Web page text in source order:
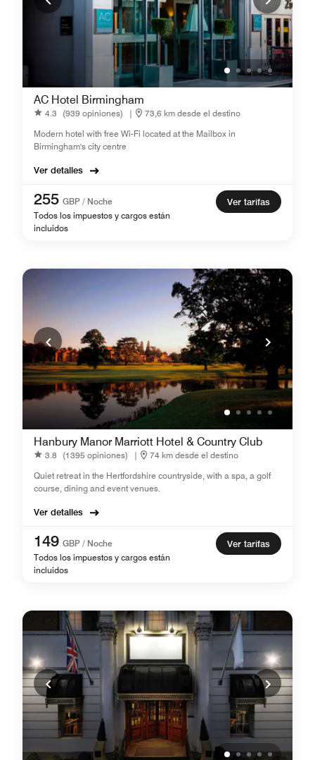
AC Hotel Birmingham
4.3 (939 opiniones) |
73,6 km desde el destino
Modern hotel with free Wi-Fi located at the Mailbox in
Birmingham's city centre
Ver detalles
255 GBP / Noche
Todos los impuestos y cargos están
incluidos
Ver tarifas
Hanbury Manor Marriott Hotel & Country Club
3.8 (1395 opiniones) |
74 km desde el destino
Quiet retreat in the Hertfordshire countryside, with a spa, a golf
course, dining and event venues.
Ver detalles
149 GBP / Noche
Todos los impuestos y cargos están
incluidos
Ver tarifas